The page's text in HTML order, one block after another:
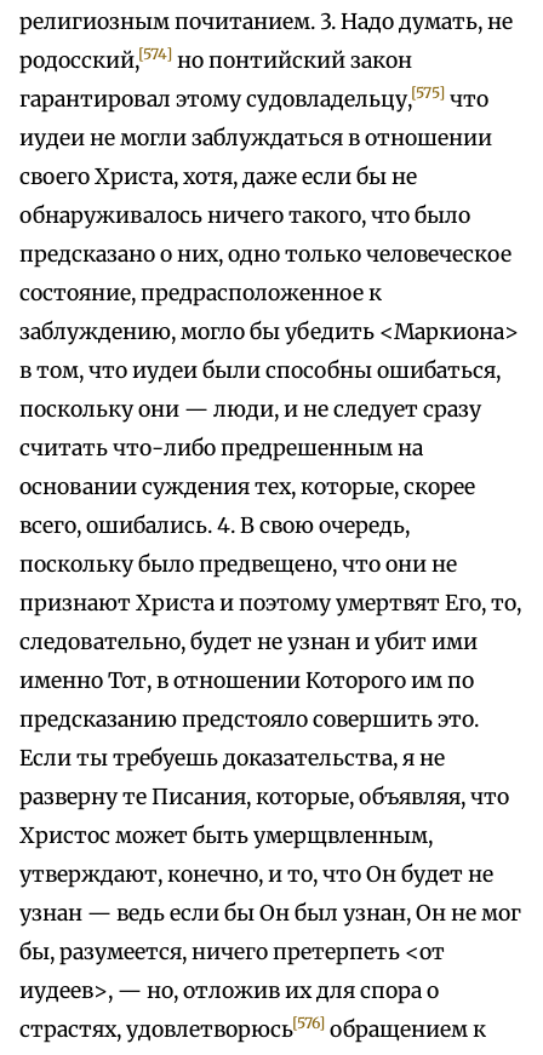
религиозным почитанием. 3. Надо думать, не
родосский,[574] но понтийский закон
гарантировал этому судовладельцу,[575] что
иудеи не могли заблуждаться в отношении
своего Христа, хотя, даже если бы не
обнаруживалось ничего такого, что было
предсказано о них, одно только человеческое
состояние, предрасположенное к
заблуждению, могло бы убедить <Маркиона>
в том, что иудеи были способны ошибаться,
поскольку они — люди, и не следует сразу
считать что-либо предрешенным на
основании суждения тех, которые, скорее
всего, ошибались. 4. В свою очередь,
поскольку было предвещено, что они не
признают Христа и поэтому умертвят Его, то,
следовательно, будет не узнан и убит ими
именно Тот, в отношении Которого им по
предсказанию предстояло совершить это.
Если ты требуешь доказательства, я не
разверну те Писания, которые, объявляя, что
Христос может быть умерщвленным,
утверждают, конечно, и то, что Он будет не
узнан — ведь если бы Он был узнан, Он не мог
бы, разумеется, ничего претерпеть <от
иудеев>, — но, отложив их для спора о
страстях, удовлетворюсь[576] обращением к